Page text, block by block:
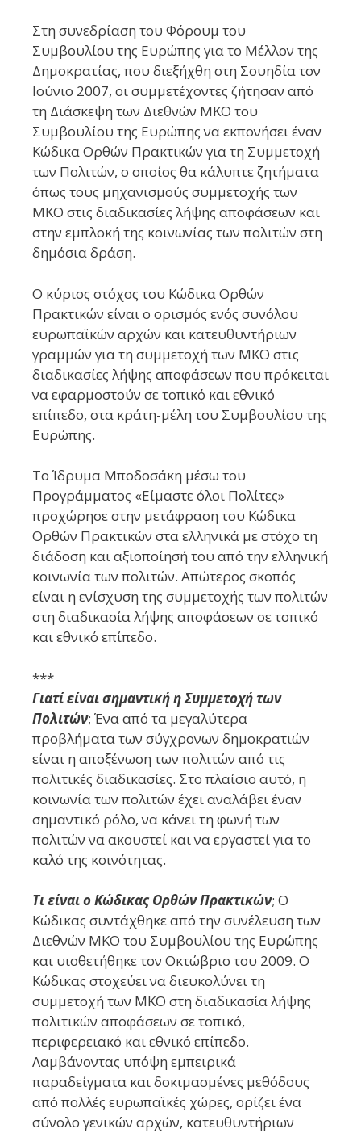
Στη συνεδρίαση του Φόρουμ του
Συμβουλίου της Ευρώπης για το Μέλλον της
Δημοκρατίας, που διεξήχθη στη Σουηδία τον
Ιούνιο 2007, οι συμμετέχοντες ζήτησαν από
τη Διάσκεψη των Διεθνών ΜΚΟ του
Συμβουλίου της Ευρώπης να εκπονήσει έναν
Κώδικα Ορθών Πρακτικών για τη Συμμετοχή
των Πολιτών, ο οποίος θα κάλυπτε ζητήματα
όπως τους μηχανισμούς συμμετοχής των
ΜΚΟ στις διαδικασίες λήψης αποφάσεων και
στην εμπλοκή της κοινωνίας των πολιτών στη
δημόσια δράση.
Ο κύριος στόχος του Κώδικα Ορθών
Πρακτικών είναι ο ορισμός ενός συνόλου
ευρωπαϊκών αρχών και κατευθυντήριων
γραμμών για τη συμμετοχή των ΜΚΟ στις
διαδικασίες λήψης αποφάσεων που πρόκειται
να εφαρμοστούν σε τοπικό και εθνικό
επίπεδο, στα κράτη-μέλη του Συμβουλίου της
Ευρώπης.
Το Ίδρυμα Μποδοσάκη μέσω του
Προγράμματος «Είμαστε όλοι Πολίτες»
προχώρησε στην μετάφραση του Κώδικα
Ορθών Πρακτικών στα ελληνικά με στόχο τη
διάδοση και αξιοποίησή του από την ελληνική
κοινωνία των πολιτών. Απώτερος σκοπός
είναι η ενίσχυση της συμμετοχής των πολιτών
στη διαδικασία λήψης αποφάσεων σε τοπικό
και εθνικό επίπεδο.
***
Γιατί είναι σημαντική η Συμμετοχή των
Πολιτών; Ένα από τα μεγαλύτερα
προβλήματα των σύγχρονων δημοκρατιών
είναι η αποξένωση των πολιτών από τις
πολιτικές διαδικασίες. Στο πλαίσιο αυτό, η
κοινωνία των πολιτών έχει αναλάβει έναν
σημαντικό ρόλο, να κάνει τη φωνή των
πολιτών να ακουστεί και να εργαστεί για το
καλό της κοινότητας.
Τι είναι ο Κώδικας Ορθών Πρακτικών; Ο
Κώδικας συντάχθηκε από την συνέλευση των
Διεθνών ΜΚΟ του Συμβουλίου της Ευρώπης
και υιοθετήθηκε τον Οκτώβριο του 2009. Ο
Κώδικας στοχεύει να διευκολύνει τη
συμμετοχή των ΜΚΟ στη διαδικασία λήψης
πολιτικών αποφάσεων σε τοπικό,
περιφερειακό και εθνικό επίπεδο.
Λαμβάνοντας υπόψη εμπειρικά
παραδείγματα και δοκιμασμένες μεθόδους
από πολλές ευρωπαϊκές χώρες, ορίζει ένα
σύνολο γενικών αρχών, κατευθυντήριων